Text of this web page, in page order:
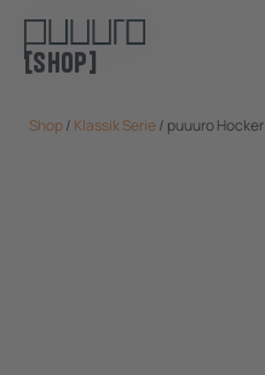
[Shop]
Shop/ Klassik Serie/ puuuro Hocker